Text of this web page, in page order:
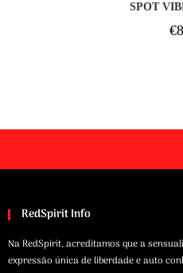
SPOT
€
RedSpirit Info
Na RedSpirit, acreditamos que a
expressão única de liberdade e auto